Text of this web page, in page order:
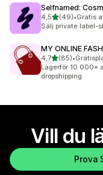
Selfnamed:
4,5av 5 stjärnor
(49)
49 recensioner
•Gratis
Sälj private label-
MY ONLINE
4,7av 5 stjärnor
(85)
85 recensioner
•
Lagerför 10 000+
dropshipping.
Vill du
Prova